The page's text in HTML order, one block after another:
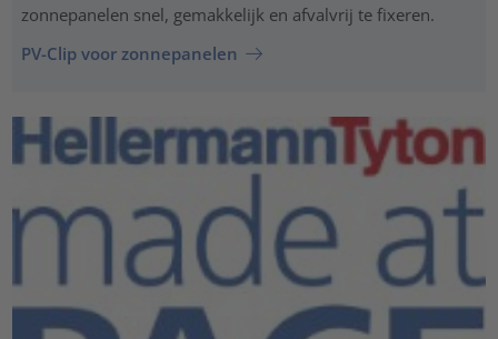
zonnepanelen snel, gemakkelijk en afvalvrij te fixeren.
PV-Clip voor zonnepanelen